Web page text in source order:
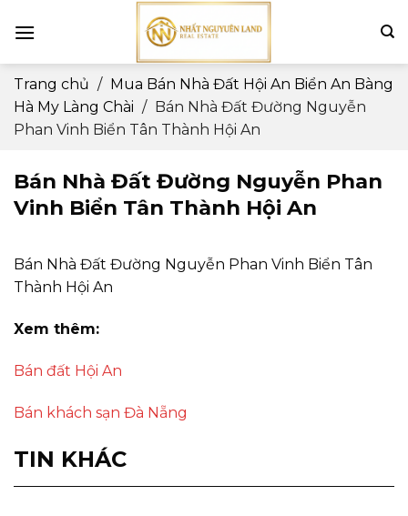
Trang chủ / Mua Bán Nhà Đất Hội An Biển An Bàng
Hà My Làng Chài / Bán Nhà Đất Đường Nguyễn
Phan Vinh Biển Tân Thành Hội An
Bán Nhà Đất Đường Nguyễn Phan
Vinh Biển Tân Thành Hội An
Bán Nhà Đất Đường Nguyễn Phan Vinh Biển Tân
Thành Hội An
Xem thêm:
Bán đất Hội An
Bán khách sạn Đà Nẵng
TIN KHÁC